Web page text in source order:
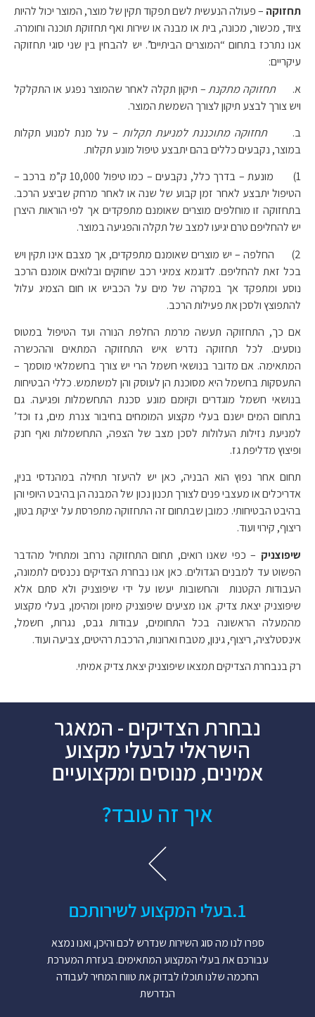
תחזוקה – פעולה הנעשית לשם תפקוד תקין של מוצר, המוצר יכול להיות
ציוד, מכשור, מכונה, בית או מבנה או שירות ואף תחזוקת תוכנה וחומרה.
אנו נתרכז בתחום “המוצרים הביתיים”. יש להבחין בין שני סוגי תחזוקה
עיקריים:
א.תחזוקה מתקנת– תיקון תקלה לאחר שהמוצר נפגע או התקלקל
ויש צורך לבצע תיקון לצורך השמשת המוצר.
ב.תחזוקה מתוכננת למניעת תקלות – על מנת למנוע תקלות
במוצר, נקבעים כללים בהם יתבצע טיפול מונע תקלות.
1) מונעת – בדרך כלל, נקבעים – כמו טיפול 10,000 ק”מ ברכב –
הטיפול יתבצע לאחר זמן קבוע של שנה או לאחר מרחק שביצע הרכב.
בתחזוקה זו מוחלפים מוצרים שאומנם מתפקדים אך לפי הוראות היצרן
יש להחליפם טרם יגיעו למצב של תקלה והפגיעה במוצר.
2) החלפה – יש מוצרים שאומנם מתפקדים, אך מצבם אינו תקין ויש
בכל זאת להחליפם. לדוגמא צמיגי רכב שחוקים ובלואים אומנם הרכב
נוסע ומתפקד אך במקרה של מים על הכביש או חום הצמיג עלול
להתפוצץ ולסכן את פעילות הרכב.
אם כך, התחזוקה תעשה מרמת החלפת הנורה ועד הטיפול במטוס
נוסעים. לכל תחזוקה נדרש איש התחזוקה המתאים וההכשרה
המתאימה. אם מדובר בנושאי חשמל הרי יש צורך בחשמלאי מוסמך –
התעסקות בחשמל היא מסוכנת הן לעוסק והן למשתמש. כללי הבטיחות
בנושאי חשמל מוגדרים וקיומם מונע סכנת התחשמלות ופגיעה. גם
בתחום המים ישנם בעלי מקצוע המומחים בחיבור צנרת מים, גז וכד’
למניעת נזילות העלולות לסכן מצב של הצפה, התחשמלות ואף חנק
ופיצוץ מדליפת גז.
תחום אחר נפוץ הוא הבניה, כאן יש להיעזר תחילה במהנדסי בנין,
אדריכלים או מעצבי פנים לצורך תכנון נכון של המבנה הן בהיבט היופי והן
בהיבט הבטיחותי. כמובן שבתחום זה התחזוקה מתפרסת על יציקת בטון,
ריצוף, קירוי ועוד.
שיפוצניק – כפי שאנו רואים, תחום התחזוקה נרחב ומתחיל מהדבר
הפשוט עד למבנים הגדולים. כאן אנו נבחרת הצדיקים נכנסים לתמונה,
העבודות הקטנות והחשובות יעשו על ידי שיפוצניק ולא סתם אלא
שיפוצניק יצאת צדיק. אנו מציעים שיפוצניק מיומן ומהימן, בעלי מקצוע
מהמעלה הראשונה בכל התחומים, עבודות גבס, נגרות, חשמל,
אינסטלציה, ריצוף, גינון, מטבח וארונות, הרכבת רהיטים, צביעה ועוד.
רק בנבחרת הצדיקים תמצאו שיפוצניק יצאת צדיק אמיתי.
נבחרת הצדיקים - המאגר
הישראלי לבעלי מקצוע
אמינים, מנוסים ומקצועיים
איך זה עובד?
1.​בעלי המקצוע לשירותכם​
ספרו לנו מה סוג השירות שנדרש לכם והיכן, ואנו נמצא
עבורכם את בעלי המקצוע המתאימים. בעזרת המערכת
החכמה שלנו תוכלו לבדוק את טווח המחיר לעבודה
הנדרשת